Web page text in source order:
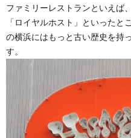
ファミリーレストランといえば
「ロイヤルホスト」といったと
の横浜にはもっと古い歴史を持
す。